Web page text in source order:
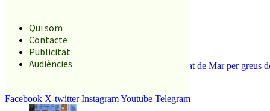
Qui som
Contacte
Publicitat
Audiències
Facebook X-twitter InstagramYoutube Telegram
Tanquen un local de menjar ràpid a Malgrat de Mar per greus